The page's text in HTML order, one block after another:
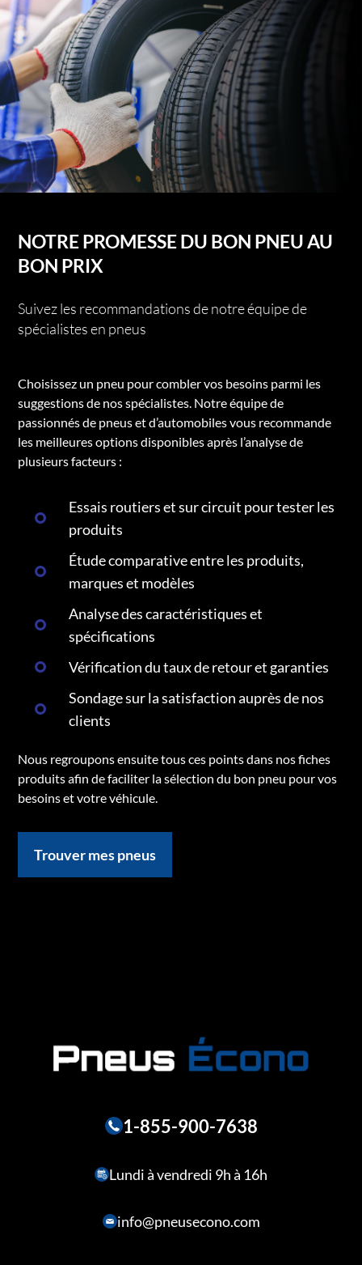
NOTRE PROMESSE DU BON PNEU AU
BON PRIX
Suivez les recommandations de notre équipe de
spécialistes en pneus
Choisissez un pneu pour combler vos besoins parmi les
suggestions de nos spécialistes. Notre équipe de
passionnés de pneus et d’automobiles vous recommande
les meilleures options disponibles après l’analyse de
plusieurs facteurs :
Essais routiers et sur circuit pour tester les
produits
Étude comparative entre les produits,
marques et modèles
Analyse des caractéristiques et
spécifications
Vérification du taux de retour et garanties
Sondage sur la satisfaction auprès de nos
clients
Nous regroupons ensuite tous ces points dans nos fiches
produits afin de faciliter la sélection du bon pneu pour vos
besoins et votre véhicule.
Trouver mes pneus
1-855-900-7638
Lundi à vendredi 9h à 16h
info@pneusecono.com